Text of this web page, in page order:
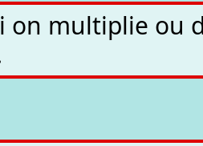
on multiplie ou